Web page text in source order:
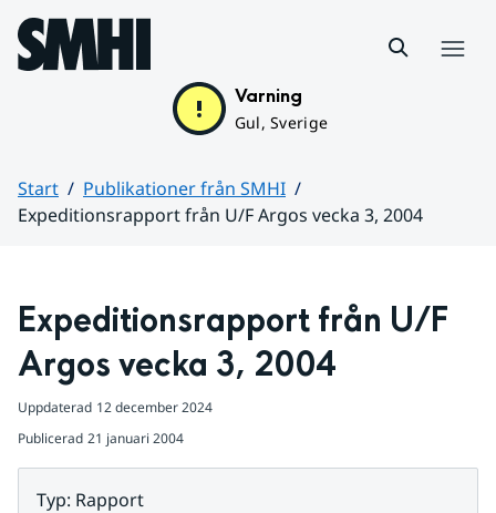
Hoppa till sidans innehåll
Varning
Gul, Sverige
Start
Publikationer från SMHI
Expeditionsrapport från U/F Argos vecka 3, 2004
Expeditionsrapport från U/F
Argos vecka 3, 2004
Uppdaterad 12 december 2024
Publicerad 21 januari 2004
Typ: Rapport